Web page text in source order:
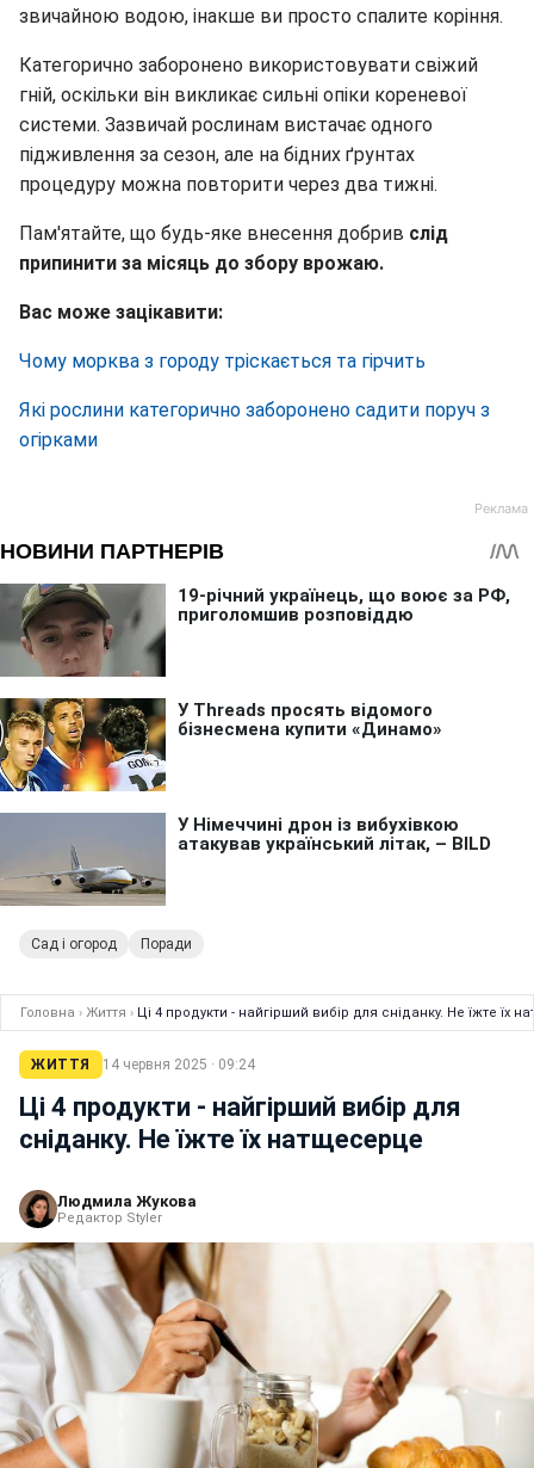
звичайною водою, інакше ви просто спалите коріння.
Категорично заборонено використовувати свіжий
гній, оскільки він викликає сильні опіки кореневої
системи. Зазвичай рослинам вистачає одного
підживлення за сезон, але на бідних ґрунтах
процедуру можна повторити через два тижні.
Пам'ятайте, що будь-яке внесення добрив слід
припинити за місяць до збору врожаю.
Вас може зацікавити:
Чому морква з городу тріскається та гірчить
Які рослини категорично заборонено садити поруч з
огірками
Сад і огород Поради
Головна › Життя › Ці 4 продукти - найгірший вибір для сніданку. Не їжте їх
ЖИТТЯ 14 червня 2025 · 09:24
Ці 4 продукти - найгірший вибір для
сніданку. Не їжте їх натщесерце
Людмила Жукова
Редактор Styler